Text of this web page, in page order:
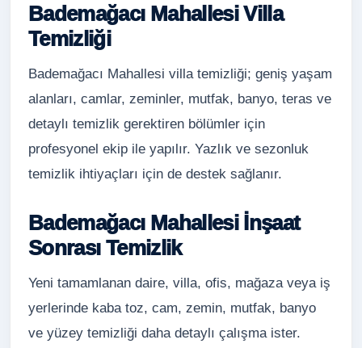
Bademağacı Mahallesi Villa
Temizliği
Bademağacı Mahallesi villa temizliği; geniş yaşam
alanları, camlar, zeminler, mutfak, banyo, teras ve
detaylı temizlik gerektiren bölümler için
profesyonel ekip ile yapılır. Yazlık ve sezonluk
temizlik ihtiyaçları için de destek sağlanır.
Bademağacı Mahallesi İnşaat
Sonrası Temizlik
Yeni tamamlanan daire, villa, ofis, mağaza veya iş
yerlerinde kaba toz, cam, zemin, mutfak, banyo
ve yüzey temizliği daha detaylı çalışma ister.